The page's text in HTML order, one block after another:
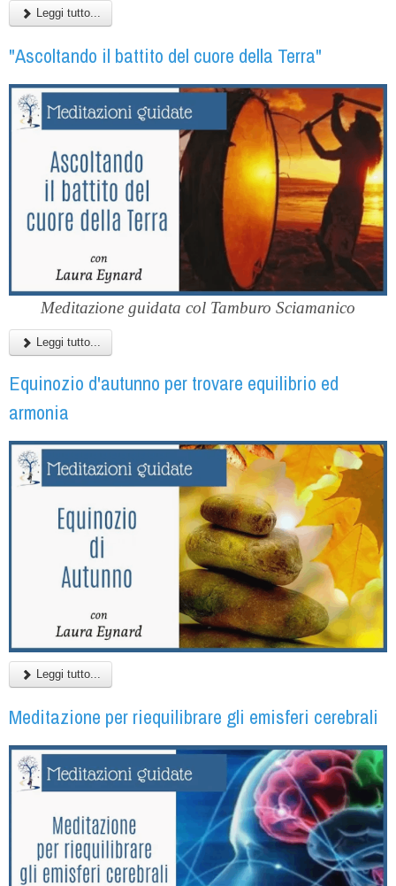
Leggi tutto...
"Ascoltando il battito del cuore della Terra"
Meditazione guidata col Tamburo Sciamanico
Leggi tutto...
Equinozio d'autunno per trovare equilibrio ed
armonia
Leggi tutto...
Meditazione per riequilibrare gli emisferi cerebrali